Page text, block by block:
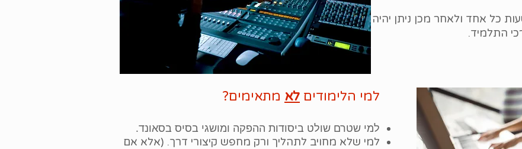
הקורס הוא 4 מפגשים של 3 שעות כל אחד ולאחר מכן ניתן יהיה
התלמיד.
למי הלימודים לא מתאימים?
למי שטרם שולט ביסודות ההפקה ומושגי בסיס בסאונד.
למי שלא מחויב לתהליך ורק מחפש קיצורי דרך. (אלא אם